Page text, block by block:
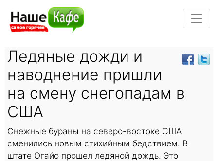
Ледяные дожди и
наводнение пришли
на смену снегопадам в
США
Снежные бураны на северо-востоке США
сменились новым стихийным бедствием. В
штате Огайо прошел ледяной дождь. Это